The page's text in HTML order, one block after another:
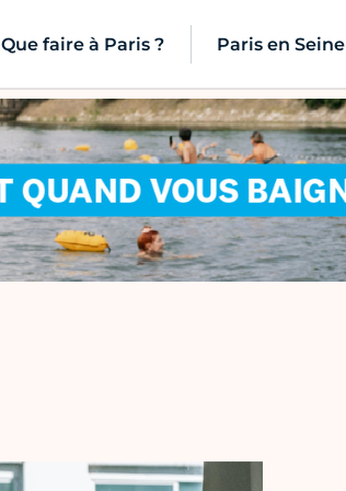
Que faire à Paris ? Paris en Seine